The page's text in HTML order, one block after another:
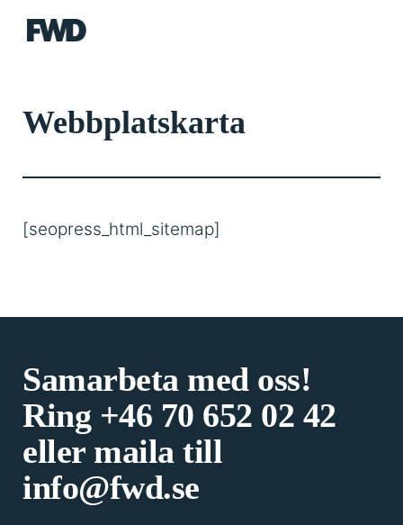
FWD
Webbplatskarta
[seopress_html_sitemap]
Samarbeta med oss!
Ring +46 70 652 02 42
eller maila till
info@fwd.se